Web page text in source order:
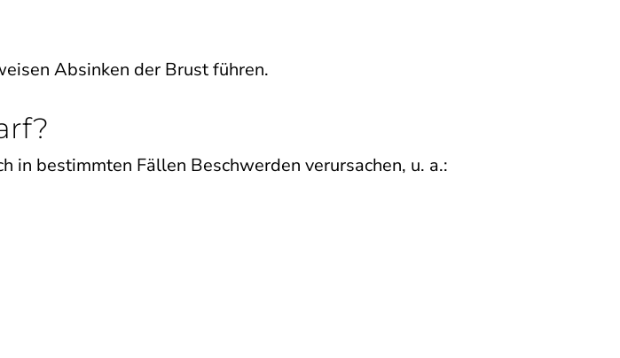
Absinken der Brust führen.
in bestimmten Fällen Beschwerden verursachen, u. a.: